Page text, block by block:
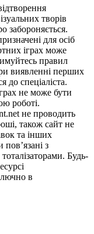
творів
забороняється.
для осіб
іграх може
правил
виявленні перших
до спеціаліста.
не може бути
роботі.
не проводить
також сайт не
та інших
пов’язані з
Будь-
в